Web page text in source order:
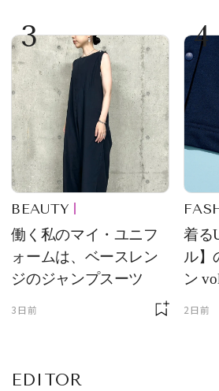
を
け！
3
BEAUTY
働く私のマイ・ユニフ
ォームは、ベースレン
ジのジャンプスーツ
3日前
4
着る
ル】
ン
2日前
EDITOR